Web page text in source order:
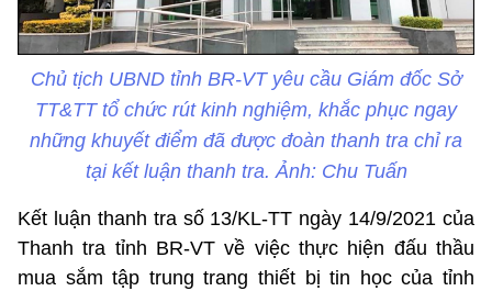
Chủ tịch UBND tỉnh BR-VT yêu cầu Giám đốc Sở
TT&TT tổ chức rút kinh nghiệm, khắc phục ngay
những khuyết điểm đã được đoàn thanh tra chỉ ra
tại kết luận thanh tra. Ảnh: Chu Tuấn
Kết luận thanh tra số 13/KL-TT ngày 14/9/2021 của
Thanh tra tỉnh BR-VT về việc thực hiện đấu thầu
mua sắm tập trung trang thiết bị tin học của tỉnh